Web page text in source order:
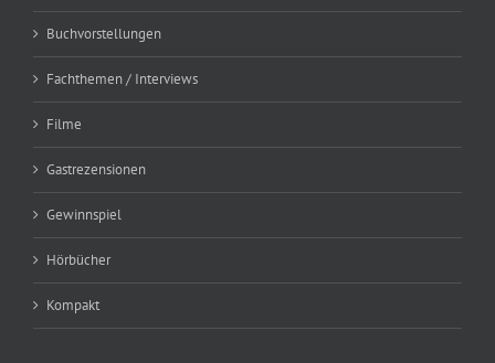
Buchvorstellungen
Fachthemen / Interviews
Filme
Gastrezensionen
Gewinnspiel
Hörbücher
Kompakt